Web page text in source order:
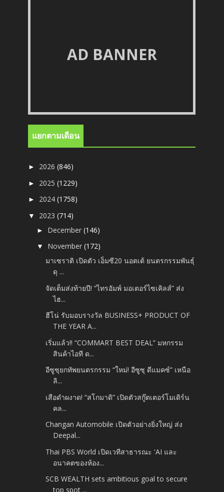
AD BANNER
แยกตามเดือน
► 2026(846)
► 2025(1229)
► 2024(1758)
▼ 2023(714)
► December(146)
▼ November(172)
มาเซราติ เปิดตัว เอ็มซี20 นอตเต้ ยนตรกรรมพันธุ์
ดุ ...
จัดเต็มส่งท้ายปี! “ไทรอัมพ์ มอเตอร์ไซเคิลส์” ส่ง
ไฮ...
ฮีโน่ รับมอบรางวัล BUSINESS+ PRODUCT OF
THE YEAR A...
เริ่มแล้ว!! “COMMART BEST DEAL” มหกรรม
สินค้าไอที ด...
อีซูซุยกทัพยนตรกรรม “ใหม่! อีซูซุ ดีแมคซ์” เหนือ
ลิ...
เสือดำผงาด! “สโกมาดิ” เปิดตัวสกู๊ตเตอร์โมเดิร์น
คล...
Changan Automobile เปิดตัวอย่างยิ่งใหญ่ ส่ง
Deepal...
Thai PBS World เปิดเวทีสาธารณะ 'AI และ
อนาคตของห้อง...
SCB WEALTH sets ambitious goal to secure
top spot ...